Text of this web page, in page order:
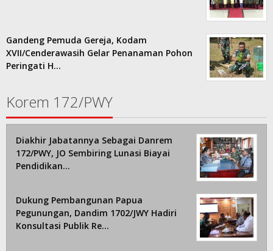
Gandeng Pemuda Gereja, Kodam
XVII/Cenderawasih Gelar Penanaman Pohon
Peringati H…
Korem 172/PWY
Diakhir Jabatannya Sebagai Danrem
172/PWY, JO Sembiring Lunasi Biayai
Pendidikan…
Dukung Pembangunan Papua
Pegunungan, Dandim 1702/JWY Hadiri
Konsultasi Publik Re…